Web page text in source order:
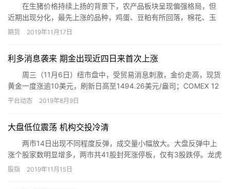
在生猪价格持续上扬的背景下，农产品板块呈现偏强格局，但
近期出现分化，最先上涨的品种，鸡蛋、豆粕有所回落，棉花、玉
米以反弹为主，白糖、苹果偏强运行，而油脂单边上行。一向弱势
期货 2019年11月17日
利多消息袭来 期金出现近四日来首次上涨
周三（11月6日）纽市盘中，受贸易消息刺激，金价走高，现货
黄金一度涨逾10美元，刷新日高至1494.26美元/盎司；COMEX 12
月黄金期货收涨0.4%，报1489.50美元/盎司，为近四日来的首次上
平台动态 2019年8月9日
大盘低位震荡 机构交投冷清
两市14日出现不同程度反弹，成交量小幅放大。大盘反弹中上
涨个股家数明显增多，两市共41股封死涨停板，仅有3股跌停。龙虎
榜中，机构买入力度稍强于卖出，但整体来看机构交投依旧冷清。
股指 2019年11月15日